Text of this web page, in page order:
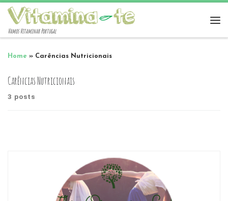
Vamos Vitaminar Portugal
Home » Carências Nutricionais
Carências Nutricionais
3 posts